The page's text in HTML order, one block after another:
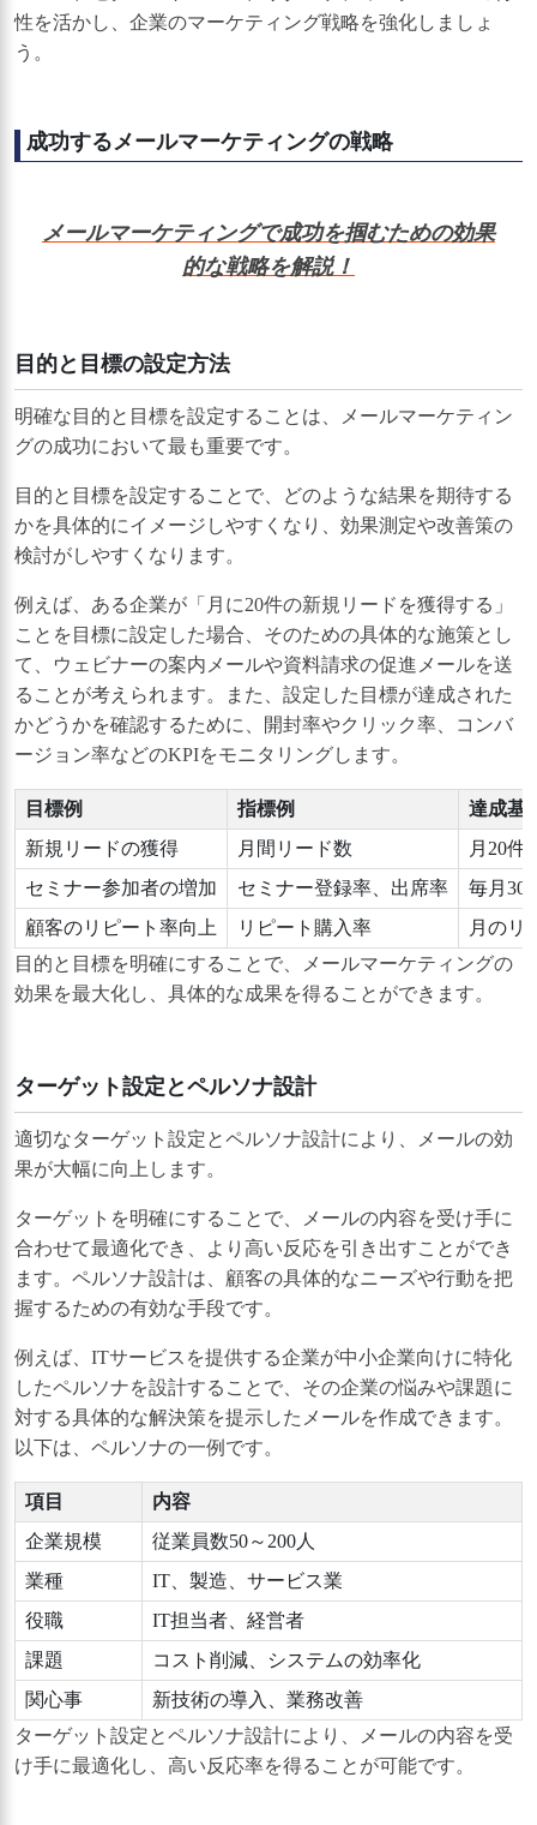
性を活かし、企業のマーケティング戦略を強化しましょ
う。
成功するメールマーケティングの戦略
メールマーケティングで成功を掴むための効果
的な戦略を解説！
目的と目標の設定方法
明確な目的と目標を設定することは、メールマーケティン
グの成功において最も重要です。
目的と目標を設定することで、どのような結果を期待する
かを具体的にイメージしやすくなり、効果測定や改善策の
検討がしやすくなります。
例えば、ある企業が「月に20件の新規リードを獲得する」
ことを目標に設定した場合、そのための具体的な施策とし
て、ウェビナーの案内メールや資料請求の促進メールを送
ることが考えられます。また、設定した目標が達成された
かどうかを確認するために、開封率やクリック率、コンバ
ージョン率などのKPIをモニタリングします。
目標例 指標例
達成基
新規リードの獲得
月間リード数
月20件
セミナー参加者の増加
セミナー登録率、出席率
毎月30
顧客のリピート率向上
リピート購入率
月のリ
目的と目標を明確にすることで、メールマーケティングの
効果を最大化し、具体的な成果を得ることができます。
ターゲット設定とペルソナ設計
適切なターゲット設定とペルソナ設計により、メールの効
果が大幅に向上します。
ターゲットを明確にすることで、メールの内容を受け手に
合わせて最適化でき、より高い反応を引き出すことができ
ます。ペルソナ設計は、顧客の具体的なニーズや行動を把
握するための有効な手段です。
例えば、ITサービスを提供する企業が中小企業向けに特化
したペルソナを設計することで、その企業の悩みや課題に
対する具体的な解決策を提示したメールを作成できます。
以下は、ペルソナの一例です。
項目
内容
企業規模
従業員数50～200人
業種
IT、製造、サービス業
役職
IT担当者、経営者
課題
コスト削減、システムの効率化
関心事
新技術の導入、業務改善
ターゲット設定とペルソナ設計により、メールの内容を受
け手に最適化し、高い反応率を得ることが可能です。